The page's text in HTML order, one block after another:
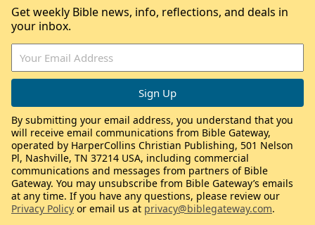
Get weekly Bible news, info, reflections, and deals in
your inbox.
By submitting your email address, you understand that you
will receive email communications from Bible Gateway,
operated by HarperCollins Christian Publishing, 501 Nelson
Pl, Nashville, TN 37214 USA, including commercial
communications and messages from partners of Bible
Gateway. You may unsubscribe from Bible Gateway’s emails
at any time. If you have any questions, please review our
Privacy Policy or email us at privacy@biblegateway.com.